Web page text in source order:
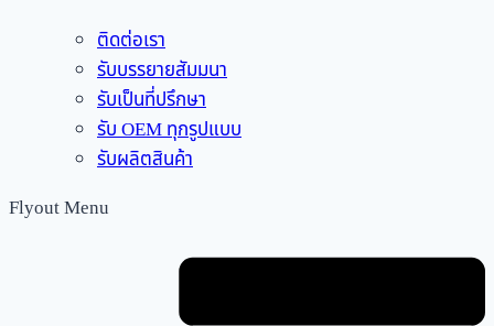
ติดต่อเรา
รับบรรยายสัมมนา
รับเป็นที่ปรึกษา
รับ OEM ทุกรูปแบบ
รับผลิตสินค้า
Flyout Menu